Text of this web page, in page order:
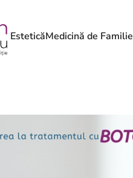
EsteticăMedicină de Familie